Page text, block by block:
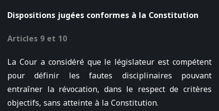
Dispositions jugées conformes à la Constitution
Articles 9 et 10
La Cour a considéré que le législateur est compétent
pour définir les fautes disciplinaires pouvant
entraîner la révocation, dans le respect de critères
objectifs, sans atteinte à la Constitution.